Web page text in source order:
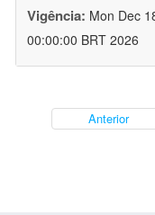
Vigência: Mon Dec
00:00:00 BRT 2026
Anterior